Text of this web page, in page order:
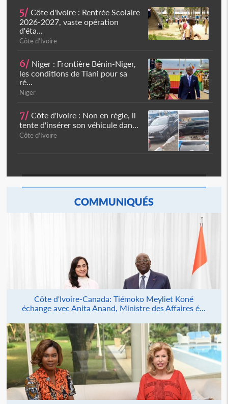
5/ Côte d'Ivoire : Rentrée Scolaire
2026-2027, vaste opération
d'éta...
Côte d'Ivoire
6/ Niger : Frontière Bénin-Niger,
les conditions de Tiani pour sa
ré...
Niger
7/ Côte d'Ivoire : Non en règle, il
tente d'insérer son véhicule dan...
Côte d'Ivoire
COMMUNIQUÉS
Côte d'Ivoire-Canada: Tiémoko Meyliet Koné
échange avec Anita Anand, Ministre des Affaires é...